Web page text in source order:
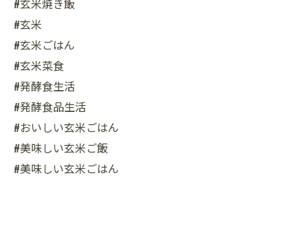
#玄米焼き飯
#玄米
#玄米ごはん
#玄米菜食
#発酵食生活
#発酵食品生活
#おいしい玄米ごはん
#美味しい玄米ご飯
#美味しい玄米ごはん